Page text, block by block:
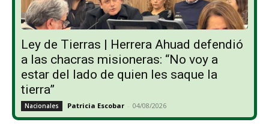
Ley de Tierras | Herrera Ahuad defendió
a las chacras misioneras: “No voy a
estar del lado de quien les saque la
tierra”
Nacionales Patricia Escobar - 04/08/2026